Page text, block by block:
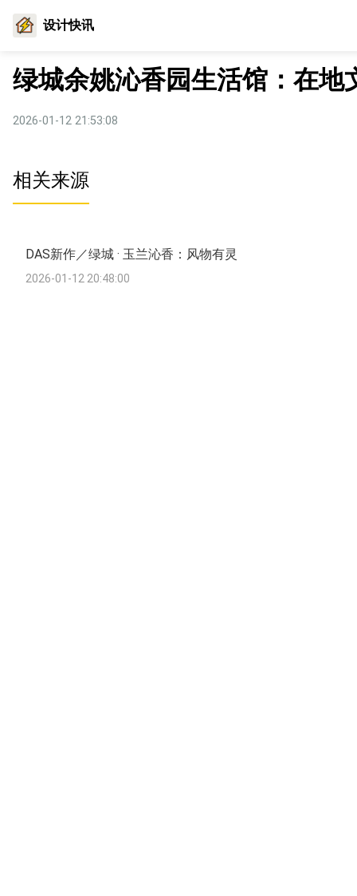
设计快讯
绿城余姚沁香园生活馆：在地
2026-01-12 21:53:08
相关来源
DAS新作／绿城 · 玉兰沁香：风物有灵
2026-01-12 20:48:00